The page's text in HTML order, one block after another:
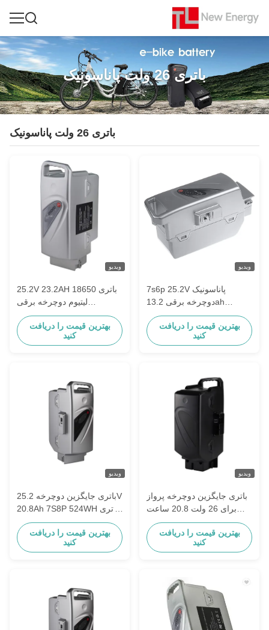
باتری 26 ولت پاناسونیک
باتری 26 ولت پاناسونیک
ویدیو
25.2V 23.2AH 18650 باتری
لیتیوم دوچرخه برقی
Panasonic جایگزینی 25.2V
باتری لیتیوم برای دوچرخه
برقی
بهترین قیمت را دریافت
کنید
ویدیو
7s6p 25.2V پاناسونیک
دوچرخه برقی 13.2ah
15.6ah 17.4ah با شارژر
بهترین قیمت را دریافت
کنید
ویدیو
باتری جایگزین دوچرخه 25.2V
20.8Ah 7S8P 524WH باتری
لیتیوم یون پاناسونیک Flyer
Ebike باتری جایگزین E-Bike
باتری
بهترین قیمت را دریافت
کنید
ویدیو
باتری جایگزین دوچرخه پرواز
برای 26 ولت 20.8 ساعت
باتری قابل شارژ مجدد باتری
لیتیوم دوچرخه الکترونیکی
بهترین قیمت را دریافت
کنید